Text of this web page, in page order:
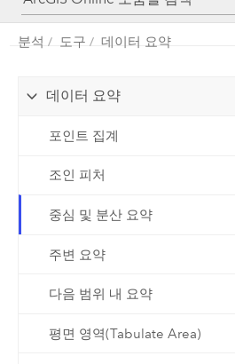
분석 도구 데이터 요약
데이터 요약
포인트 집계
조인 피처
중심 및 분산 요약
주변 요약
다음 범위 내 요약
평면 영역(Tabulate Area)